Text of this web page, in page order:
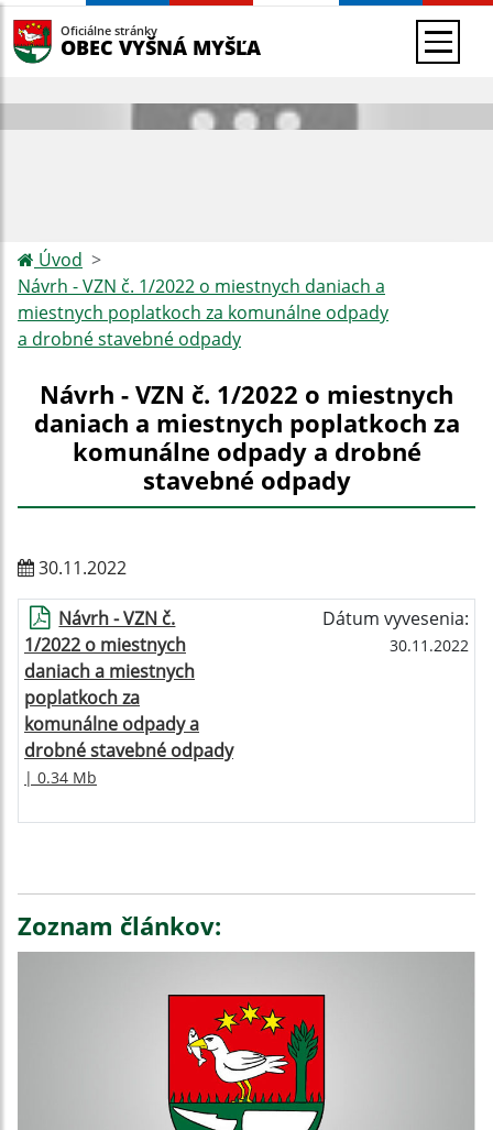
Oficiálne stránky
OBEC VYŠNÁ MYŠĽA
Úvod
Návrh - VZN č. 1/2022 o miestnych daniach a
miestnych poplatkoch za komunálne odpady
a drobné stavebné odpady
Návrh - VZN č. 1/2022 o miestnych
daniach a miestnych poplatkoch za
komunálne odpady a drobné
stavebné odpady
30.11.2022
Návrh - VZN č.
1/2022 o miestnych
daniach a miestnych
poplatkoch za
komunálne odpady a
drobné stavebné odpady
| 0.34 Mb
Dátum vyvesenia:
30.11.2022
Zoznam článkov: